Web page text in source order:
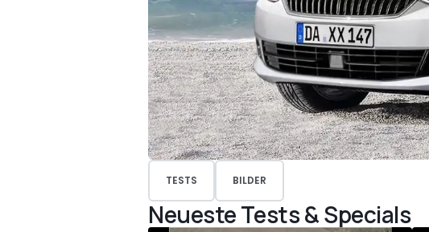
TESTS BILDER
Neueste Tests & Specials